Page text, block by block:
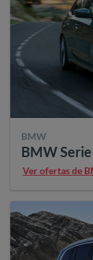
BMW
BMW
Ver ofertas de